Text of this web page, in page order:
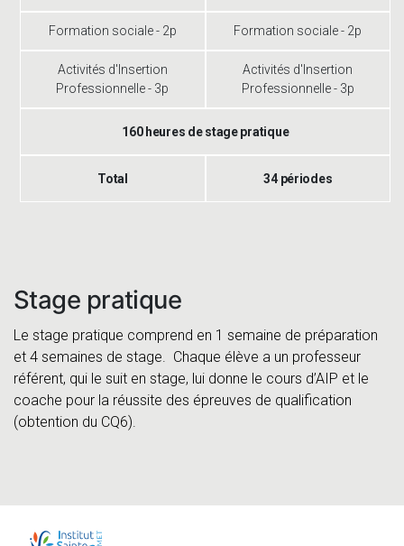
Formation sociale - 2p Formation sociale - 2p
Activités d'Insertion
Professionnelle - 3p
Activités d'Insertion
Professionnelle - 3p
160 heures de stage pratique
Total 34 périodes
Stage pratique
Le stage pratique comprend en 1 semaine de préparation
et 4 semaines de stage. Chaque élève a un professeur
référent, qui le suit en stage, lui donne le cours d’AIP et le
coache pour la réussite des épreuves de qualification
(obtention du CQ6).